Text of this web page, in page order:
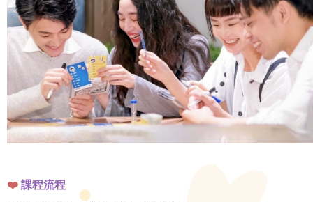
❤️ 課程流程